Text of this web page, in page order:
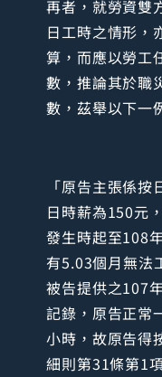
再者，就勞資雙
日工時之情形，
算，而應以勞工
數，推論其於職
數，茲舉以下一
「原告主張係
日時薪為150元
發生時起至108
有5.03個月無法
被告提供之107
記錄，原告正常
小時，故原告得
細則第31條第1